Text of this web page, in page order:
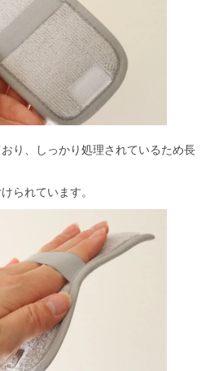
り、しっかり処理されているため長
られています。